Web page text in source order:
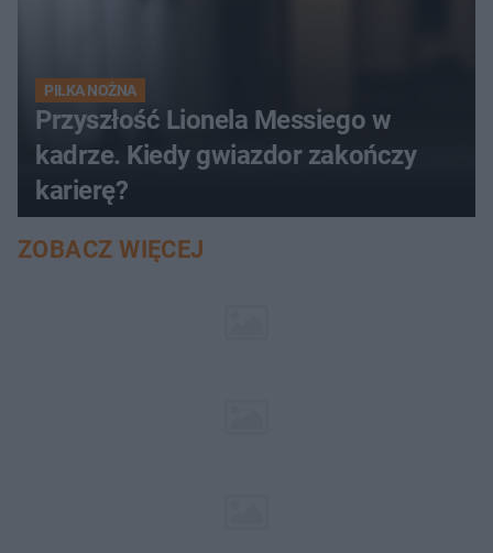
PIŁKA NOŻNA
Przyszłość Lionela Messiego w
kadrze. Kiedy gwiazdor zakończy
karierę?
ZOBACZ WIĘCEJ